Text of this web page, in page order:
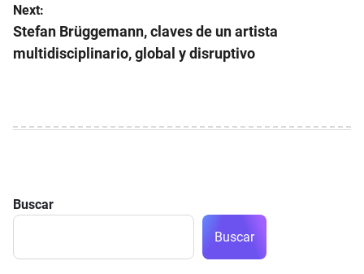
Next:
Stefan Brüggemann, claves de un artista
multidisciplinario, global y disruptivo
Buscar
Buscar